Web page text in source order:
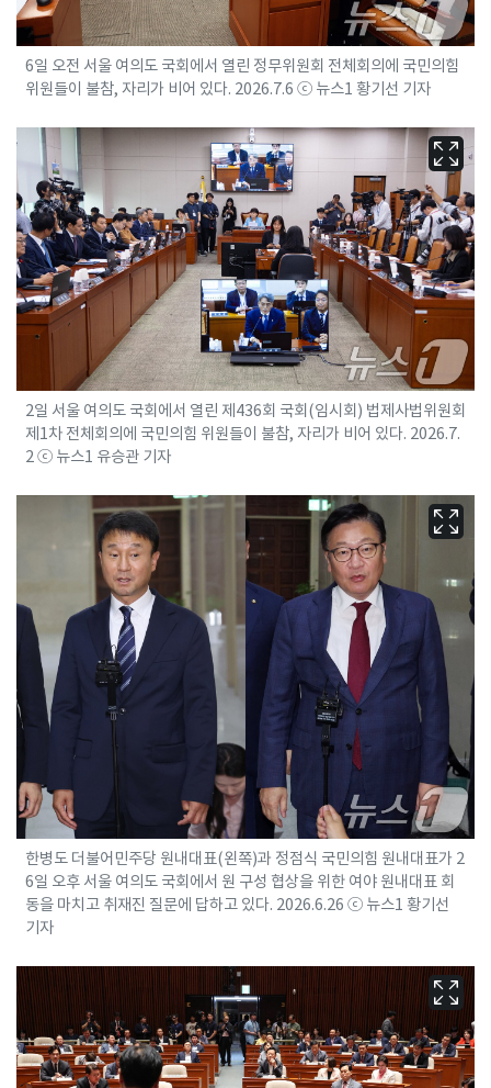
6일 오전 서울 여의도 국회에서 열린 정무위원회 전체회의에 국민의힘
위원들이 불참, 자리가 비어 있다. 2026.7.6 ⓒ 뉴스1 황기선 기자
2일 서울 여의도 국회에서 열린 제436회 국회(임시회) 법제사법위원회
제1차 전체회의에 국민의힘 위원들이 불참, 자리가 비어 있다. 2026.7.
2 ⓒ 뉴스1 유승관 기자
한병도 더불어민주당 원내대표(왼쪽)과 정점식 국민의힘 원내대표가 2
6일 오후 서울 여의도 국회에서 원 구성 협상을 위한 여야 원내대표 회
동을 마치고 취재진 질문에 답하고 있다. 2026.6.26 ⓒ 뉴스1 황기선
기자